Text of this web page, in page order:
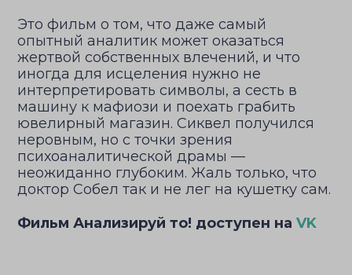
Это фильм о том, что даже самый
опытный аналитик может оказаться
жертвой собственных влечений, и что
иногда для исцеления нужно не
интерпретировать символы, а сесть в
машину к мафиози и поехать грабить
ювелирный магазин. Сиквел получился
неровным, но с точки зрения
психоаналитической драмы —
неожиданно глубоким. Жаль только, что
доктор Собел так и не лег на кушетку сам.
Фильм Анализируй то! доступен на VK